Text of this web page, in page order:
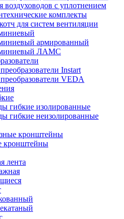
воздуховодов с уплотнением
комплекты
для систем вентиляции
армированный
ЛАМС
Instart
VEDA
гибкие изолированные
гибкие неизолированные
кронштейны
кронштейны
лента